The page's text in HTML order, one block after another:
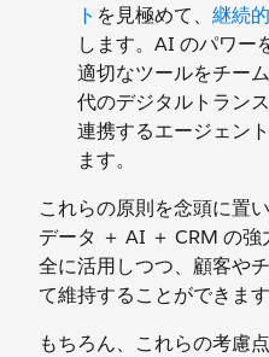
ト を見極めて、 継続
します。AI のパワー
適切なツールをチー
代のデジタルトラン
連携するエージェン
ます。
これらの原則を念頭に置
データ ＋ AI ＋ CRM の
全に活用しつつ、顧客や
て維持することができます
もちろん、これらの考慮